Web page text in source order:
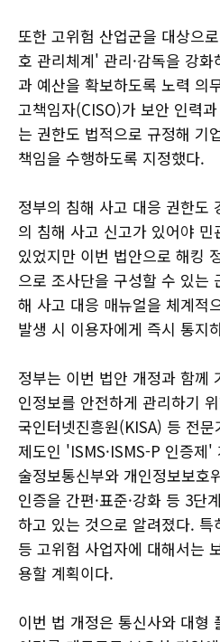
또한 고위험 산업군을 대상으
호 관리체계' 관리·감독을 강
과 예산을 확보하도록 노력 의
고책임자(CISO)가 보안 인력
는 권한도 법적으로 규정해 기
책임을 수행하도록 지정했다.
정부의 침해 사고 대응 권한도
의 침해 사고 신고가 있어야
있었지만 이번 법안으로 해킹
으로 조사단을 구성할 수 있는
해 사고 대응 매뉴얼을 체계적
발생 시 이용자에게 즉시 통지
정부는 이번 법안 개정과 함께
인정보를 안전하게 관리하기
국인터넷진흥원(KISA) 등 전
제도인 'ISMS·ISMS-P 인증제'
술정보통신부와 개인정보보호
인증을 간편·표준·강화 등 3단
하고 있는 것으로 알려졌다.
등 고위험 사업자에 대해서는
용할 계획이다.
이번 법 개정은 통신사와 대형